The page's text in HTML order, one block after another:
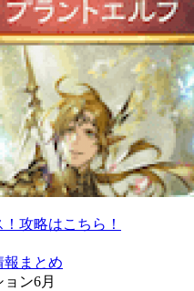
攻略はこちら！
報まとめ
ン6月